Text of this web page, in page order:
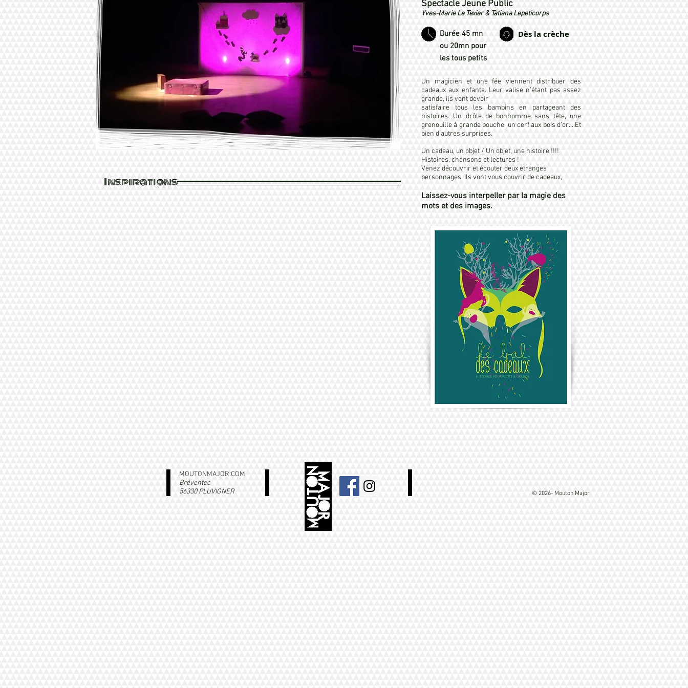
Inspirations
Spectacle Jeune Public
Yves-Marie Le Texier & Tatiana Lepeticorps
Durée 45 mn
ou 20mn pour
les tous petits
Dès la crèche
Un magicien et une fée viennent distribuer des
cadeaux aux enfants. Leur valise n’étant pas assez
grande, ils vont devoir
satisfaire tous les bambins en partageant des
histoires. Un drôle de bonhomme sans tête, une
grenouille à grande bouche, un cerf aux bois d’or....Et
bien d'autres surprises.
Un cadeau, un objet / Un objet, une histoire !!!!
Histoires, chansons et lectures !
Venez découvrir et écouter deux étranges
personnages. Ils vont vous couvrir de cadeaux,
Laissez-vous interpeller par la magie des
mots et des images.
MOUTONMAJOR.COM
Bréventec
56330 PLUVIGNER
© 2026- Mouton Major